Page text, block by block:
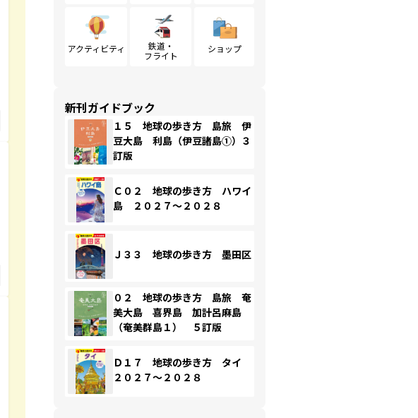
アクティビティ
鉄道・
フライト
ショップ
新刊ガイドブック
１５ 地球の歩き方 島旅 伊
豆大島 利島（伊豆諸島①）３
訂版
Ｃ０２ 地球の歩き方 ハワイ
島 ２０２７～２０２８
Ｊ３３ 地球の歩き方 墨田区
０２ 地球の歩き方 島旅 奄
美大島 喜界島 加計呂麻島
（奄美群島１） ５訂版
Ｄ１７ 地球の歩き方 タイ
２０２７～２０２８